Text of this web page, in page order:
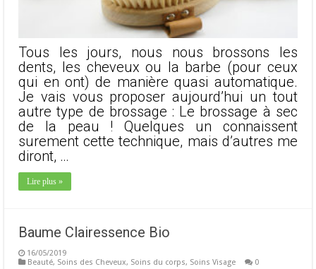
Tous les jours, nous nous brossons les
dents, les cheveux ou la barbe (pour ceux
qui en ont) de manière quasi automatique.
Je vais vous proposer aujourd’hui un tout
autre type de brossage : Le brossage à sec
de la peau ! Quelques un connaissent
surement cette technique, mais d’autres me
diront, …
Lire plus »
Baume Clairessence Bio
16/05/2019
Beauté, Soins des Cheveux, Soins du corps, Soins Visage 0